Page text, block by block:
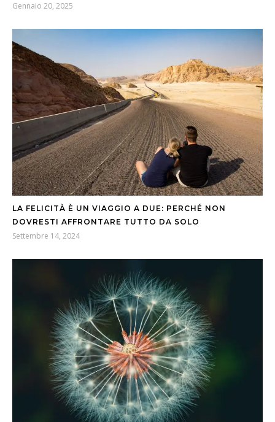
Gennaio 20, 2025
LA FELICITÀ È UN VIAGGIO A DUE: PERCHÉ NON
DOVRESTI AFFRONTARE TUTTO DA SOLO
Settembre 14, 2024